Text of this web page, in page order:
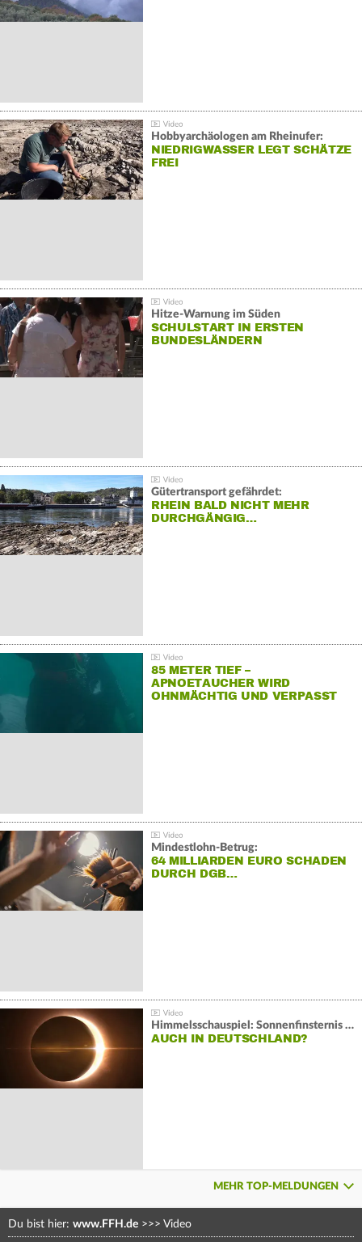
Hobbyarchäologen am Rheinufer:
NIEDRIGWASSER LEGT SCHÄTZE
FREI
Hitze-Warnung im Süden
SCHULSTART IN ERSTEN
BUNDESLÄNDERN
Gütertransport gefährdet:
RHEIN BALD NICHT MEHR
DURCHGÄNGIG…
85 METER TIEF –
APNOETAUCHER WIRD
OHNMÄCHTIG UND VERPASST
Mindestlohn-Betrug:
64 MILLIARDEN EURO SCHADEN
DURCH DGB…
Himmelsschauspiel: Sonnenfinsternis über Spanien
AUCH IN DEUTSCHLAND?
MEHR TOP-MELDUNGEN
Du bist hier: www.FFH.de >>> Video